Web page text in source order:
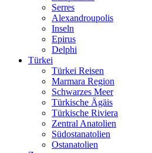
Serres
Alexandroupolis
Inseln
Epirus
Delphi
Türkei
Türkei Reisen
Marmara Region
Schwarzes Meer
Türkische Ägäis
Türkische Riviera
Zentral Anatolien
Südostanatolien
Ostanatolien